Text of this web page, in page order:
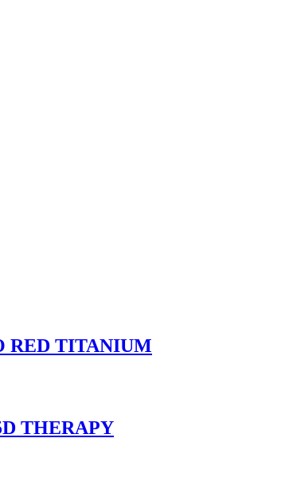
RED TITANIUM
THERAPY